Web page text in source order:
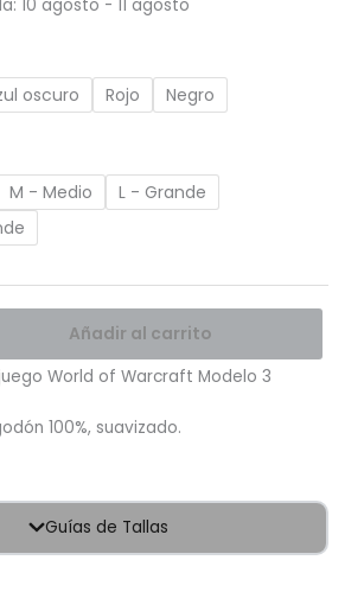
10 agosto - 11 agosto
oscuro Rojo Negro
M - Medio
L - Grande
Añadir al carrito
World of Warcraft Modelo 3
100%, suavizado.
Guías de Tallas